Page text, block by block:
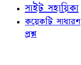
সাইট সহায়িকা
কয়েকটি সাধারণ
প্রশ্ন